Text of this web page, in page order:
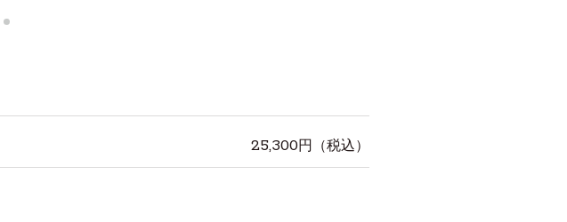
25,300円（税込）